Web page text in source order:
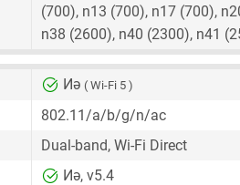
(700), n13 (700), n17 (700),
n38 (2600), n40 (2300), n41
Иә ( Wi-Fi 5 )
802.11/a/b/g/n/ac
Dual-band, Wi-Fi Direct
Иә, v5.4